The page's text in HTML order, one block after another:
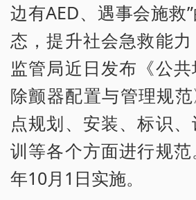
边有AED、遇事会施救
态，提升社会急救能
监管局近日发布《公
除颤器配置与管理规
点规划、安装、标识
训等各个方面进行规
年10月1日实施。